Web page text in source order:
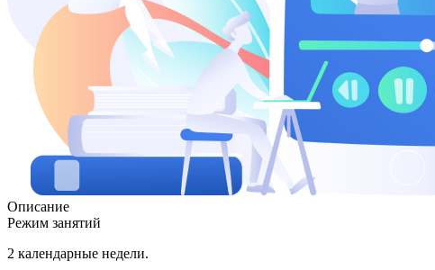
Описание
Режим занятий
2 календарные недели.